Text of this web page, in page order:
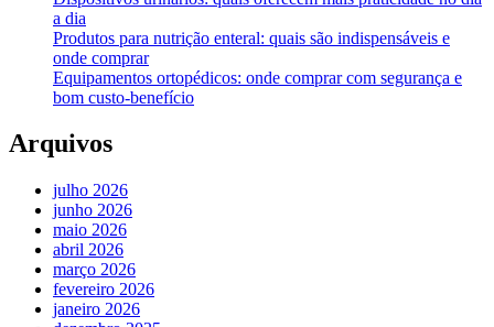
a dia
Produtos para nutrição enteral: quais são indispensáveis e
onde comprar
Equipamentos ortopédicos: onde comprar com segurança e
bom custo-benefício
Arquivos
julho 2026
junho 2026
maio 2026
abril 2026
março 2026
fevereiro 2026
janeiro 2026